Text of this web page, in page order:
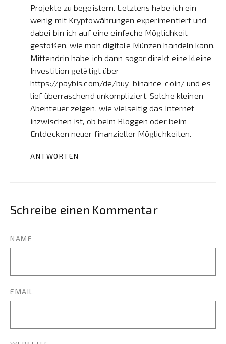
Projekte zu begeistern. Letztens habe ich ein
wenig mit Kryptowährungen experimentiert und
dabei bin ich auf eine einfache Möglichkeit
gestoßen, wie man digitale Münzen handeln kann.
Mittendrin habe ich dann sogar direkt eine kleine
Investition getätigt über
https://paybis.com/de/buy-binance-coin/und es
lief überraschend unkompliziert. Solche kleinen
Abenteuer zeigen, wie vielseitig das Internet
inzwischen ist, ob beim Bloggen oder beim
Entdecken neuer finanzieller Möglichkeiten.
ANTWORTEN
Schreibe einen Kommentar
NAME
EMAIL